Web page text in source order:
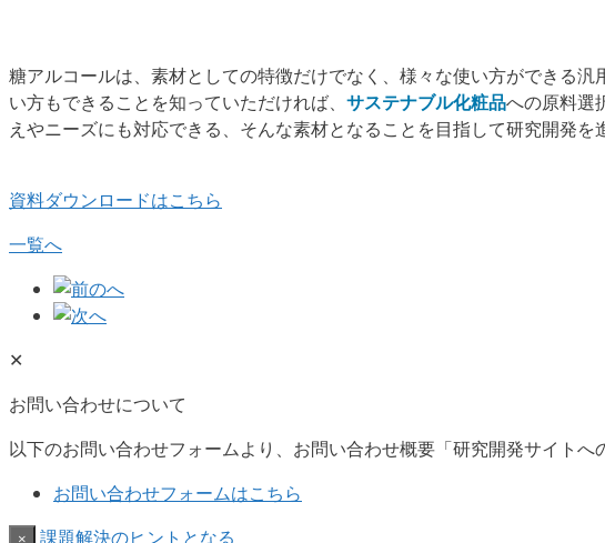
糖アルコールは、素材としての特徴だけでなく、様々な使い⽅ができる
い方もできることを知っていただければ、 サステナブル化粧品への原料選
えやニーズにも対応できる、そんな素材となることを目指して研究開発を
資料ダウンロードはこちら
一覧へ
✕
お問い合わせについて
以下のお問い合わせフォームより、お問い合わせ概要「研究開発サイト
お問い合わせフォームはこちら
× 課題解決のヒントとなる